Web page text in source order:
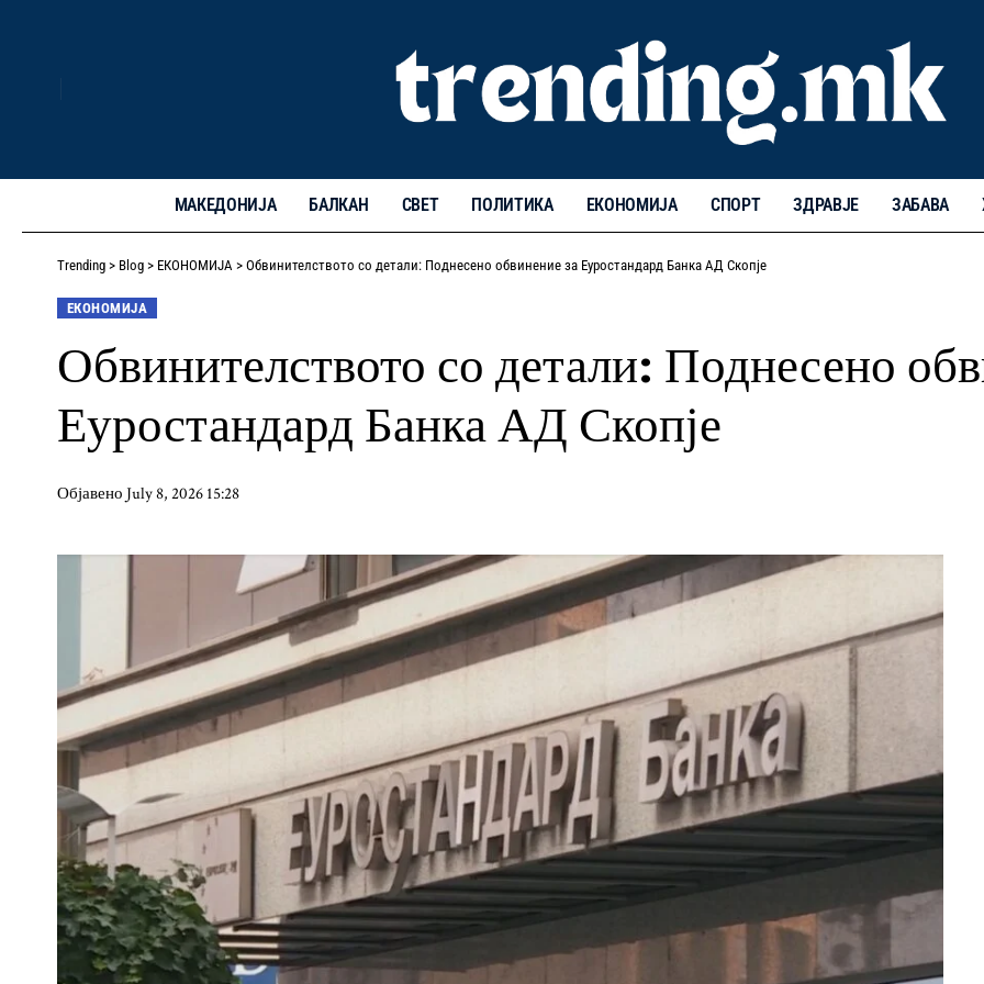
МАКЕДОНИЈА БАЛКАН СВЕТ ПОЛИТИКА ЕКОНОМИЈА СПОРТ ЗДРАВЈЕ ЗАБАВА
Trending > Blog > ЕКОНОМИЈА > Обвинителството со детали: Поднесено обвинение за Еуростандард Банка АД Скопје
ЕКОНОМИЈА
Обвинителството со детали: Поднесено
Еуростандард Банка АД Скопје
Објавено July 8, 2026 15:28